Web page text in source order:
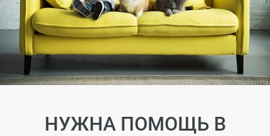
НУЖНА ПОМОЩЬ В